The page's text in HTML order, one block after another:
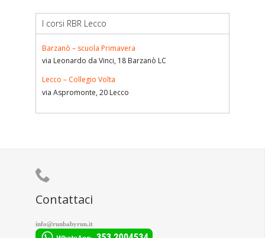
I corsi RBR Lecco
Barzanò – scuola Primavera
via Leonardo da Vinci, 18 Barzanò LC
Lecco – Collegio Volta
via Aspromonte, 20 Lecco

Contattaci
info@runbabyrun.it